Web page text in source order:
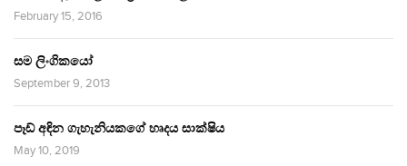
February 15, 2016
සම ලිංගිකයෝ
September 9, 2013
පෑඩ් අඳින ගැහැනියකගේ හෘදය සාක්ෂිය
May 10, 2019